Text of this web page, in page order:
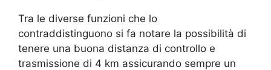
Tra le diverse funzioni che lo
contraddistinguono si fa notare la possibilità di
tenere una buona distanza di controllo e
trasmissione di 4 km assicurando sempre un